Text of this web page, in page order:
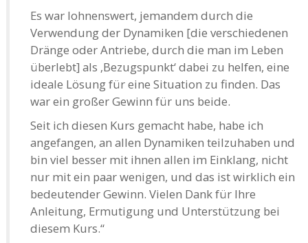
Es war lohnenswert, jemandem durch die
Verwendung der Dynamiken [die verschiedenen
Dränge oder Antriebe, durch die man im Leben
überlebt] als ‚Bezugspunkt‘ dabei zu helfen, eine
ideale Lösung für eine Situation zu finden. Das
war ein großer Gewinn für uns beide.
Seit ich diesen Kurs gemacht habe, habe ich
angefangen, an allen Dynamiken teilzuhaben und
bin viel besser mit ihnen allen im Einklang, nicht
nur mit ein paar wenigen, und das ist wirklich ein
bedeutender Gewinn. Vielen Dank für Ihre
Anleitung, Ermutigung und Unterstützung bei
diesem Kurs.“